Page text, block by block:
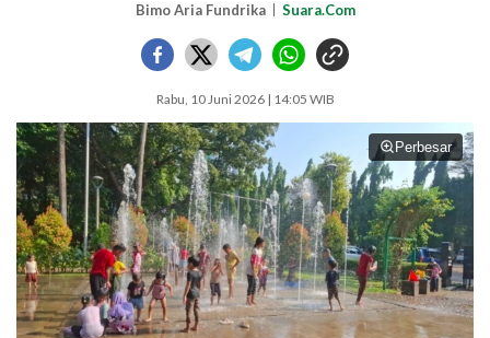
Bimo Aria Fundrika Suara.Com
Rabu, 10 Juni 2026 | 14:05 WIB
Perbesar